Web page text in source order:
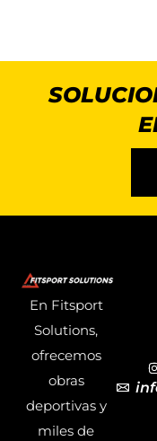
En Fitsport
Solutions,
ofrecemos
obras
deportivas y
miles de